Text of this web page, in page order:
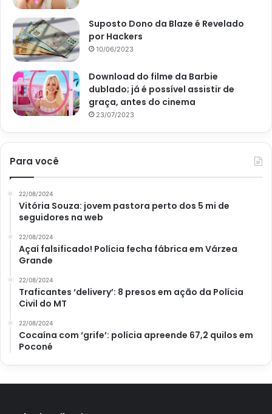
Suposto Dono da Blaze é Revelado
por Hackers
10/06/2023
Download do filme da Barbie
dublado; já é possível assistir de
graça, antes do cinema
23/07/2023
Para você
22/08/2024
Vitória Souza: jovem pastora perto dos 5 mi de
seguidores na web
22/08/2024
Açaí falsificado! Polícia fecha fábrica em Várzea
Grande
22/08/2024
Traficantes ‘delivery’: 8 presos em ação da Polícia
Civil do MT
22/08/2024
Cocaína com ‘grife’: polícia apreende 67,2 quilos em
Poconé